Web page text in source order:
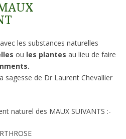
les substances naturelles
ou les plantes au lieu de faire
sagesse de Dr Laurent Chevallier
naturel des MAUX SUIVANTS :-